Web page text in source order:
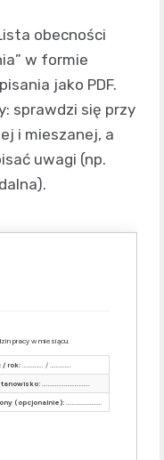
obecności
w formie
jako PDF.
sprawdzi się przy
i mieszanej, a
uwagi (np.
pracy w miesiącu.
/ rok:………….. / …………..
…………………………..
(opcjonalnie):……………………